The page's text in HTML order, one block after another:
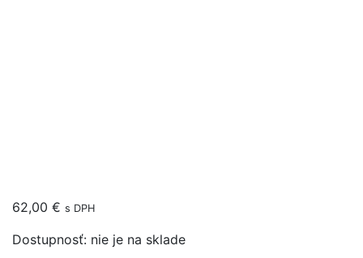
62,00 € s DPH
Dostupnosť: nie je na sklade